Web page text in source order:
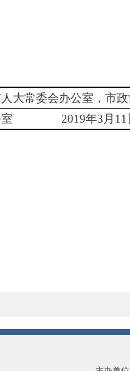
大常委会办公室，市
办公室 2019年3 月 11